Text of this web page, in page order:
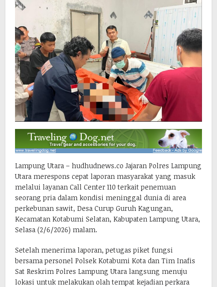
Lampung Utara – hudhudnews.co Jajaran Polres Lampung
Utara merespons cepat laporan masyarakat yang masuk
melalui layanan Call Center 110 terkait penemuan
seorang pria dalam kondisi meninggal dunia di area
perkebunan sawit, Desa Curup Guruh Kagungan,
Kecamatan Kotabumi Selatan, Kabupaten Lampung Utara,
Selasa (2/6/2026) malam.
Setelah menerima laporan, petugas piket fungsi
bersama personel Polsek Kotabumi Kota dan Tim Inafis
Sat Reskrim Polres Lampung Utara langsung menuju
lokasi untuk melakukan olah tempat kejadian perkara